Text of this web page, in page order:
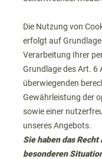
Die Nutzung von
erfolgt auf Grundlage
Verarbeitung Ihrer
Grundlage des Art. 6
überwiegenden
Gewährleistung der
sowie einer
unseres Angebots.
Sie haben das
besonderen